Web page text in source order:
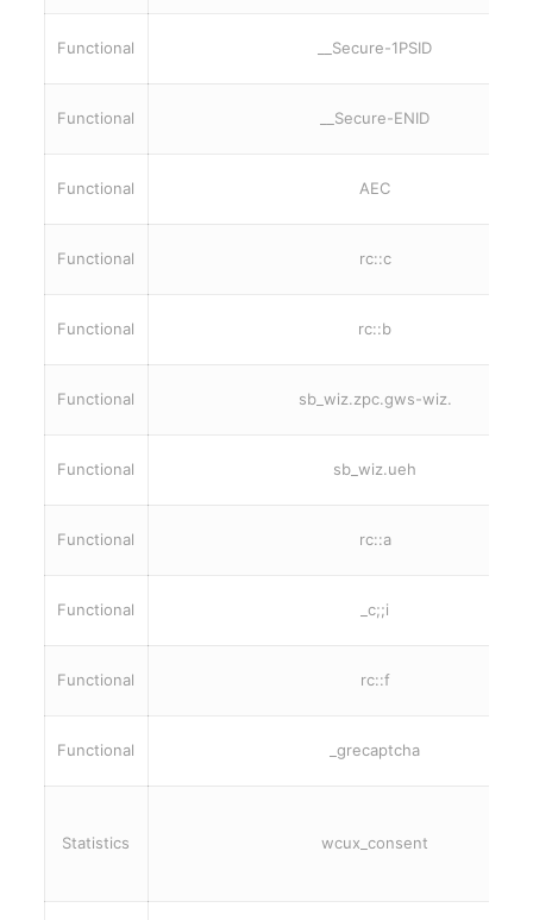
Functional __Secure-1PSID
Functional __Secure-ENID
Functional AEC
Functional rc::c
Functional rc::b
Functional sb_wiz.zpc.gws-wiz.
Functional sb_wiz.ueh
Functional rc::a
Functional _c;;i
Functional rc::f
Functional _grecaptcha
Statistics wcux_consent